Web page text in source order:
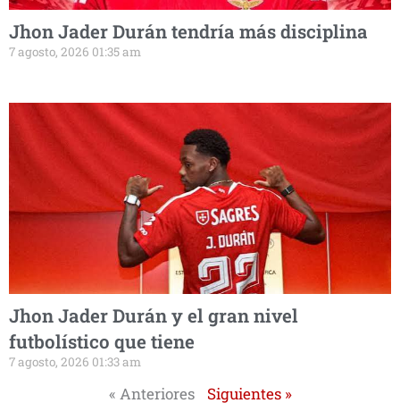
Jhon Jader Durán tendría más disciplina
7 agosto, 2026 01:35 am
Jhon Jader Durán y el gran nivel
futbolístico que tiene
7 agosto, 2026 01:33 am
« Anteriores Siguientes »